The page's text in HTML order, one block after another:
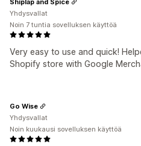
Very easy to use and quick!
Shopify store with Google
Yhdysvallat
Noin 7 tuntia sovelluksen käyttöä
Go Wise
Yhdysvallat
Noin kuukausi sovelluksen käyttöä